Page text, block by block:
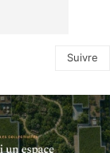
Suivre